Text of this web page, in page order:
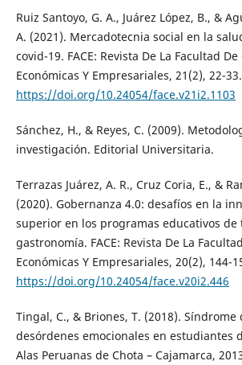
Ruiz Santoyo, G. A., Juárez López, B., &
A. (2021). Mercadotecnia social en la
covid-19. FACE: Revista De La Facultad De
Económicas Y Empresariales, 21(2), 22-33.
https://doi.org/10.24054/face.v21i2.1103
Sánchez, H., & Reyes, C. (2009).
investigación. Editorial Universitaria.
Terrazas Juárez, A. R., Cruz Coria, E., &
(2020). Gobernanza 4.0: desafíos en la
superior en los programas educativos de
gastronomía. FACE: Revista De La
Económicas Y Empresariales, 20(2), 144-
https://doi.org/10.24054/face.v20i2.446
Tingal, C., & Briones, T. (2018).
desórdenes emocionales en estudiantes
Alas Peruanas de Chota – Cajamarca,